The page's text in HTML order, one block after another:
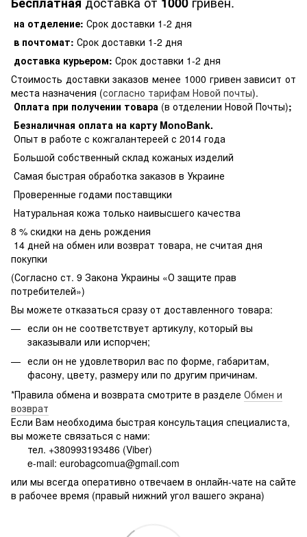
на отделение: Срок доставки 1-2 дня
в почтомат: Срок доставки 1-2 дня
доставка курьером: Срок доставки 1-2 дня
Стоимость доставки заказов менее 1000 гривен зависит от
места назначения (согласно тарифам Новой почты).
Оплата при получении товара (в отделении Новой Почты);
Безналичная оплата на карту MonoBank.
Опыт в работе с кожгалантереей с 2014 года
Большой собственный склад кожаных изделий
Самая быстрая обработка заказов в Украине
Проверенные годами поставщики
Натуральная кожа только наивысшего качества
8 % скидки на день рождения
14 дней на обмен или возврат товара, не считая дня
покупки
(Согласно ст. 9 Закона Украины «О защите прав
потребителей»)
Вы можете отказаться сразу от доставленного товара:
если он не соответствует артикулу, который вы
заказывали или испорчен;
если он не удовлетворил вас по форме, габаритам,
фасону, цвету, размеру или по другим причинам.
*Правила обмена и возврата смотрите в разделе Обмен и
возврат
Если Вам необходима быстрая консультация специалиста,
вы можете связаться с нами:
тел. +380993193486 (Viber)
e-mail: eurobagcomua@gmail.com
или мы всегда оперативно отвечаем в онлайн-чате на сайте
в рабочее время (правый нижний угол вашего экрана)